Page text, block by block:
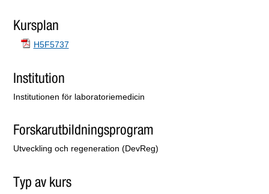
Kursplan
H5F5737
Institution
Institutionen för laboratoriemedicin
Forskarutbildningsprogram
Utveckling och regeneration (DevReg)
Typ av kurs